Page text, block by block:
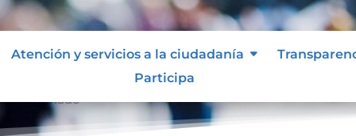
Atención y servicios a la ciudadanía
Participa
Notariado